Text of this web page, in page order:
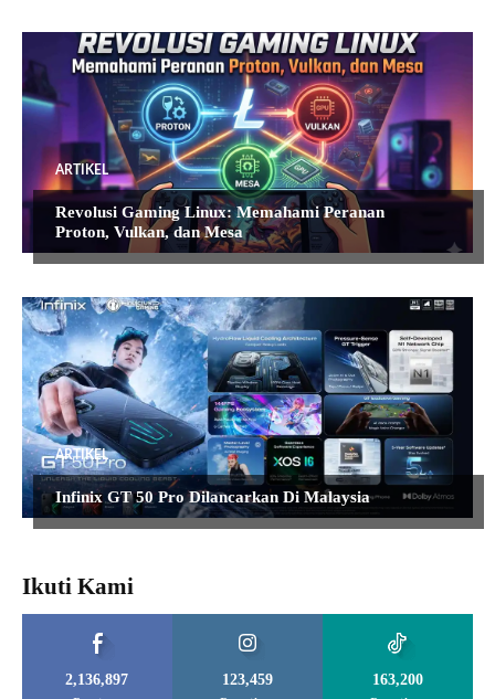
ARTIKEL
Revolusi Gaming Linux: Memahami Peranan
Proton, Vulkan, dan Mesa
ARTIKEL
Infinix GT 50 Pro Dilancarkan Di Malaysia
Ikuti Kami
2,136,897
123,459
163,200